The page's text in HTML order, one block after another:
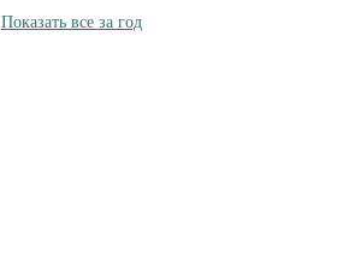
Показать все за год